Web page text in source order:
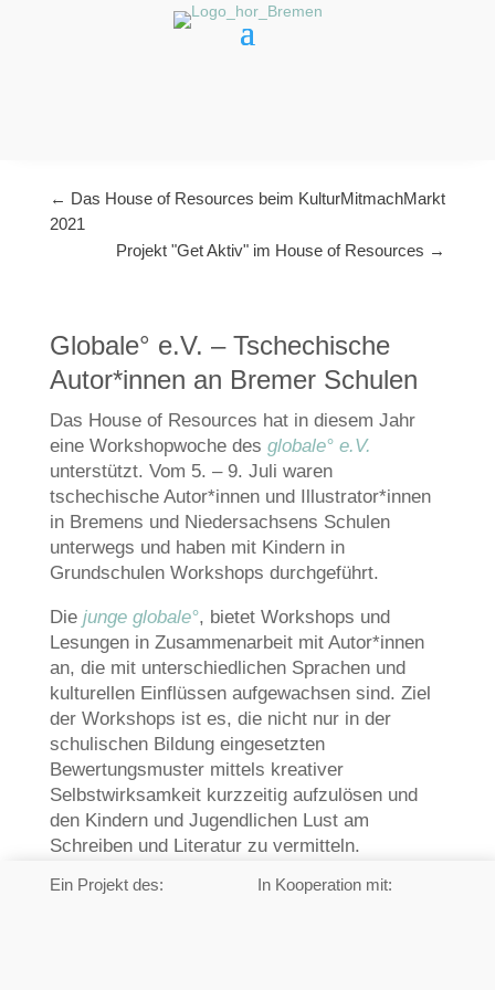
← Das House of Resources beim KulturMitmachMarkt
2021
Projekt "Get Aktiv" im House of Resources →
Globale° e.V. – Tschechische
Autor*innen an Bremer Schulen
Das House of Resources hat in diesem Jahr
eine Workshopwoche des globale° e.V.
unterstützt. Vom 5. – 9. Juli waren
tschechische Autor*innen und Illustrator*innen
in Bremens und Niedersachsens Schulen
unterwegs und haben mit Kindern in
Grundschulen Workshops durchgeführt.
Die junge globale°, bietet Workshops und
Lesungen in Zusammenarbeit mit Autor*innen
an, die mit unterschiedlichen Sprachen und
kulturellen Einflüssen aufgewachsen sind. Ziel
der Workshops ist es, die nicht nur in der
schulischen Bildung eingesetzten
Bewertungsmuster mittels kreativer
Selbstwirksamkeit kurzzeitig aufzulösen und
den Kindern und Jugendlichen Lust am
Schreiben und Literatur zu vermitteln.
Ein Projekt des: In Kooperation mit: